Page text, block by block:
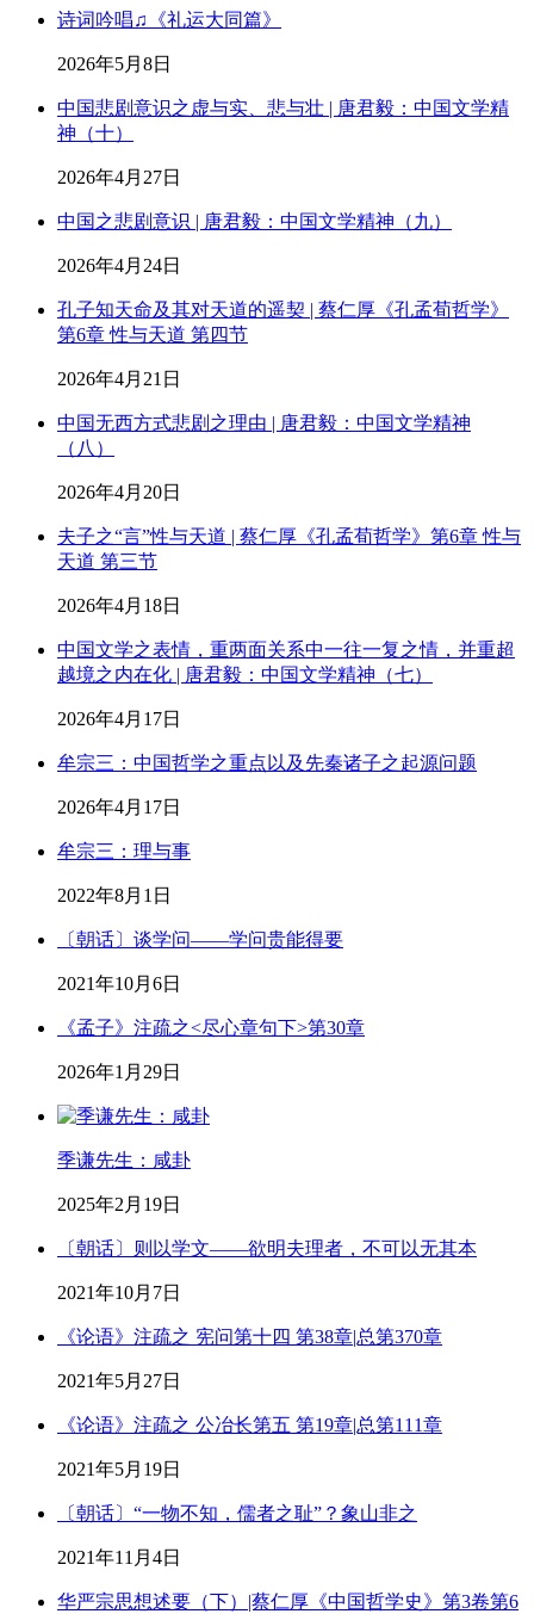
诗词吟唱♫《礼运大同篇》
2026年5月8日
中国悲剧意识之虚与实、悲与壮 | 唐君毅：中国文学精
神（十）
2026年4月27日
中国之悲剧意识 | 唐君毅：中国文学精神（九）
2026年4月24日
孔子知天命及其对天道的遥契 | 蔡仁厚《孔孟荀哲学》
第6章 性与天道 第四节
2026年4月21日
中国无西方式悲剧之理由 | 唐君毅：中国文学精神
（八）
2026年4月20日
夫子之“言”性与天道 | 蔡仁厚《孔孟荀哲学》第6章 性与
天道 第三节
2026年4月18日
中国文学之表情，重两面关系中一往一复之情，并重超
越境之内在化 | 唐君毅：中国文学精神（七）
2026年4月17日
牟宗三：中国哲学之重点以及先秦诸子之起源问题
2026年4月17日
牟宗三：理与事
2022年8月1日
〔朝话〕谈学问——学问贵能得要
2021年10月6日
《孟子》注疏之<尽心章句下>第30章
2026年1月29日
季谦先生：咸卦
2025年2月19日
〔朝话〕则以学文——欲明夫理者，不可以无其本
2021年10月7日
《论语》注疏之 宪问第十四 第38章|总第370章
2021年5月27日
《论语》注疏之 公冶长第五 第19章|总第111章
2021年5月19日
〔朝话〕“一物不知，儒者之耻”？象山非之
2021年11月4日
华严宗思想述要（下）|蔡仁厚《中国哲学史》第3卷第6